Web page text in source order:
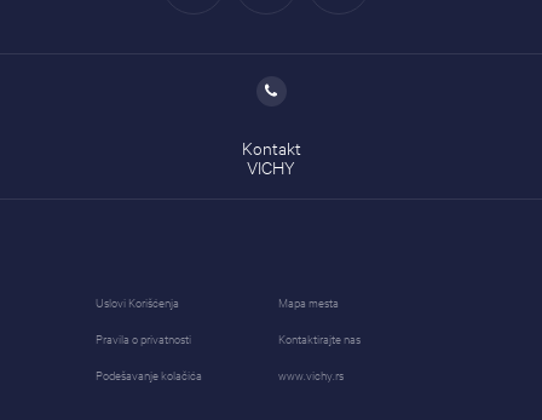
Kontakt
VICHY
Uslovi Korišćenja
Pravila o privatnosti
Podešavanje kolačića
Mapa mesta
Kontaktirajte nas
www.vichy.rs